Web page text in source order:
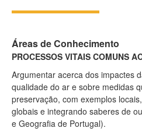
Áreas de Conhecimento
PROCESSOS VITAIS COMUNS
Argumentar acerca dos impactes
qualidade do ar e sobre medidas
preservação, com exemplos
globais e integrando saberes de
e Geografia de Portugal).